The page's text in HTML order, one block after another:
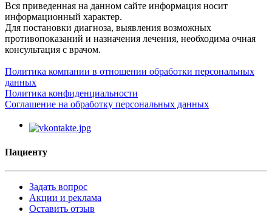
Вся приведенная на данном сайте информация носит
информационный характер.
Для постановки диагноза, выявления возможных
противопоказаний и назначения лечения, необходима очная
консультация с врачом.
Политика компании в отношении обработки персональных
данных
Политика конфиденциальности
Соглашение на обработку персональных данных
Пациенту
Задать вопрос
Акции и реклама
Оставить отзыв